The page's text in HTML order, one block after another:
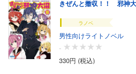
きぜんと撤収！！ 邪神大
ラノベ
男性向けライトノベル
-
330円 (税込)